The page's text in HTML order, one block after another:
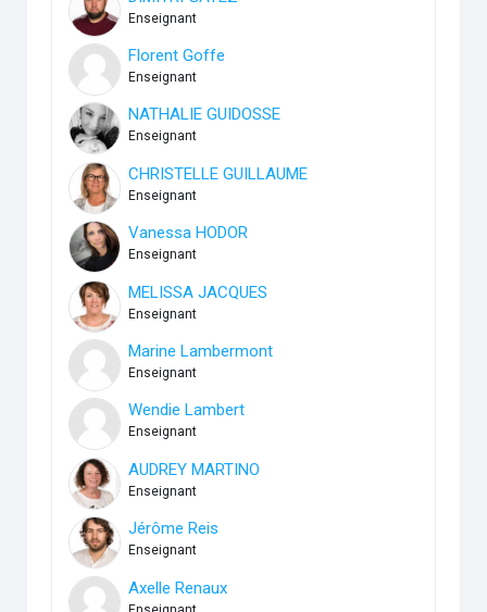
Enseignant
Florent Goffe
Enseignant
NATHALIE GUIDOSSE
Enseignant
CHRISTELLE GUILLAUME
Enseignant
Vanessa HODOR
Enseignant
MELISSA JACQUES
Enseignant
Marine Lambermont
Enseignant
Wendie Lambert
Enseignant
AUDREY MARTINO
Enseignant
Jérôme Reis
Enseignant
Axelle Renaux